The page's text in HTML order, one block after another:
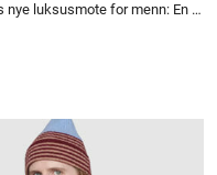
Her er høstens nye luksusmote for menn: En rutete kjole til 20 000 kroner - så stygg at den burde forbys fullstendig